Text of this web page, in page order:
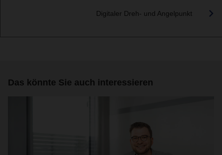
Digitaler Dreh- und Angelpunkt
Das könnte Sie auch interessieren